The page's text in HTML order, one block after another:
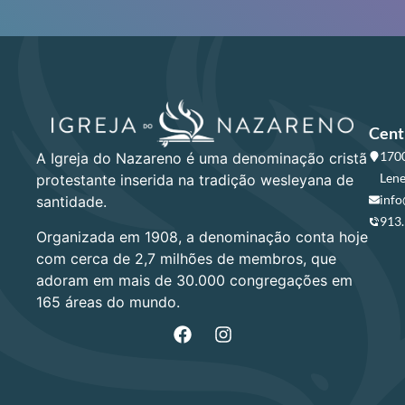
A Igreja do Nazareno é uma denominação cristã
protestante inserida na tradição wesleyana de
santidade.
Organizada em 1908, a denominação conta hoje
com cerca de 2,7 milhões de membros, que
adoram em mais de 30.000 congregações em
165 áreas do mundo.